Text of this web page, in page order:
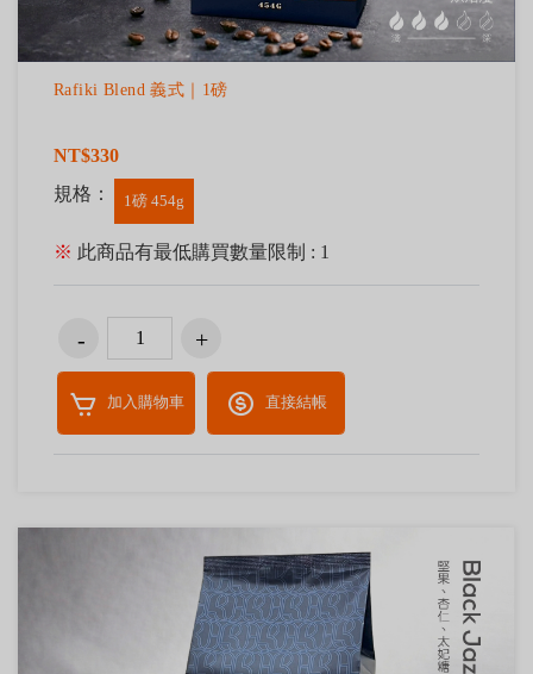
Rafiki Blend 義式｜1磅
NT$330
規格：
1磅 454g
※ 此商品有最低購買數量限制 : 1
加入購物車 直接結帳